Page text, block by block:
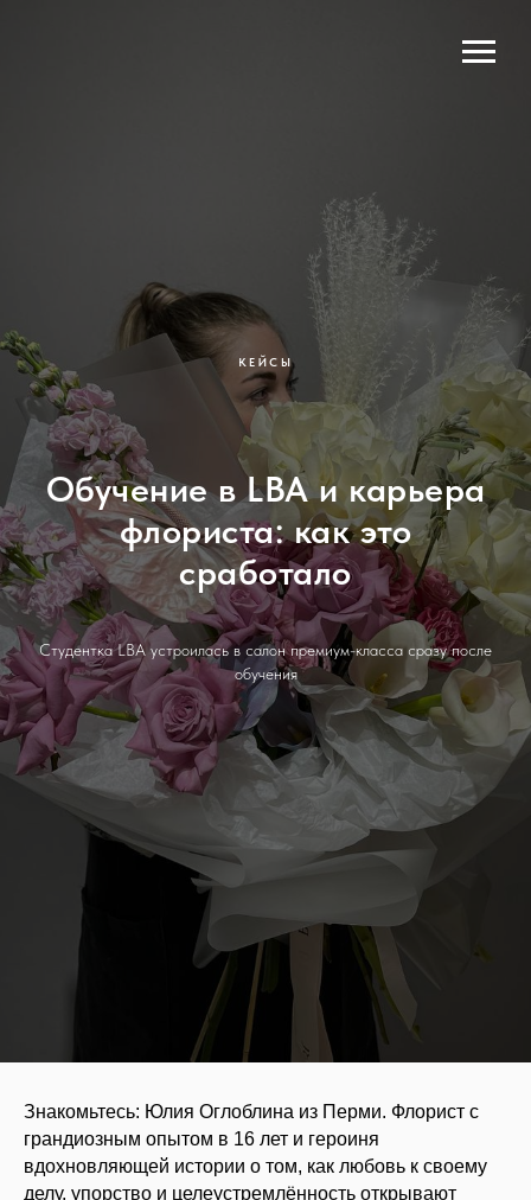
КЕЙСЫ
Обучение в LBA и карьера
флориста: как это
сработало
Студентка LBA устроилась в салон премиум-класса сразу после
обучения
Знакомьтесь: Юлия Оглоблина из Перми. Флорист с
грандиозным опытом в 16 лет и героиня
вдохновляющей истории о том, как любовь к своему
делу, упорство и целеустремлённость открывают